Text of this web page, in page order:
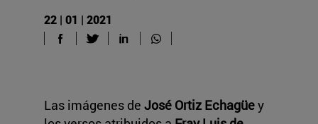
22 | 01 | 2021
Las imágenes de José Ortiz Echagüey